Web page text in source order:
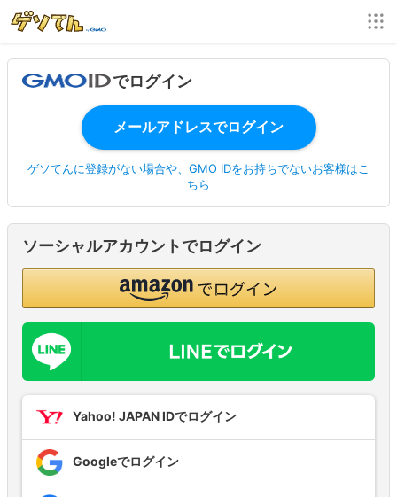
でログイン
ゲソてんに登録がない場合や、GMO IDをお持ちでないお客様はこ
ちら
ソーシャルアカウントでログイン
Yahoo! JAPAN IDでログイン
Googleでログイン